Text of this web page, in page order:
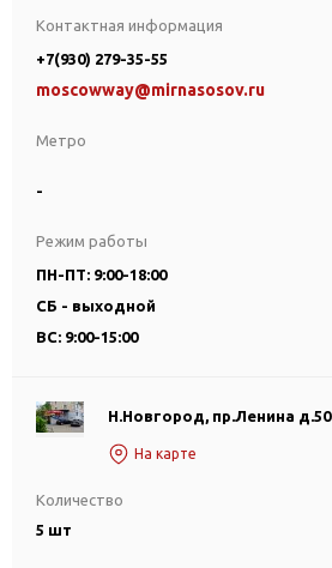
Метро
-
Контактная информация
+7(930) 279-35-55
moscowway@mirnasosov.ru
Режим работы
ПН-ПТ: 9:00-18:00
СБ - выходной
ВС: 9:00-15:00
Н.Новгород, пр.Ленина д.50
На карте
Количество
5 шт